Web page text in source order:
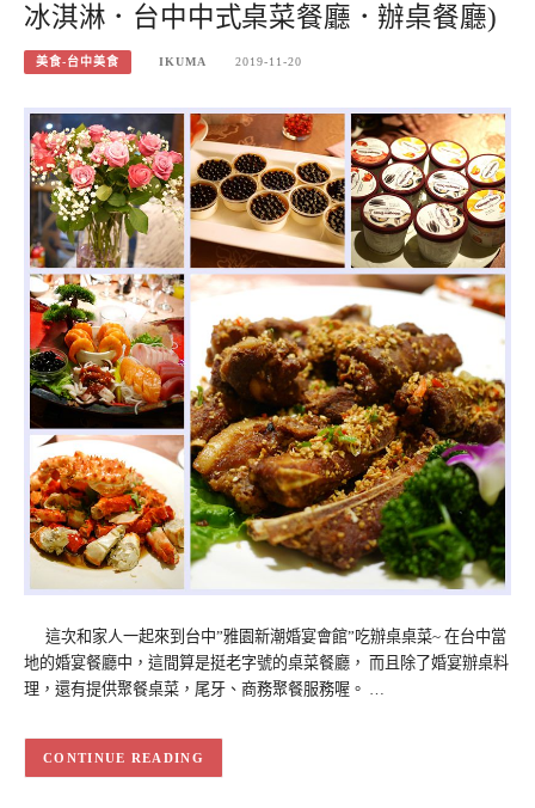
冰淇淋．台中中式桌菜餐廳．辦桌餐廳)
美食-台中美食 IKUMA 2019-11-20
這次和家人一起來到台中”雅園新潮婚宴會館”吃辦桌桌菜~ 在台中當
地的婚宴餐廳中，這間算是挺老字號的桌菜餐廳， 而且除了婚宴辦桌料
理，還有提供聚餐桌菜，尾牙、商務聚餐服務喔。 …
CONTINUE READING